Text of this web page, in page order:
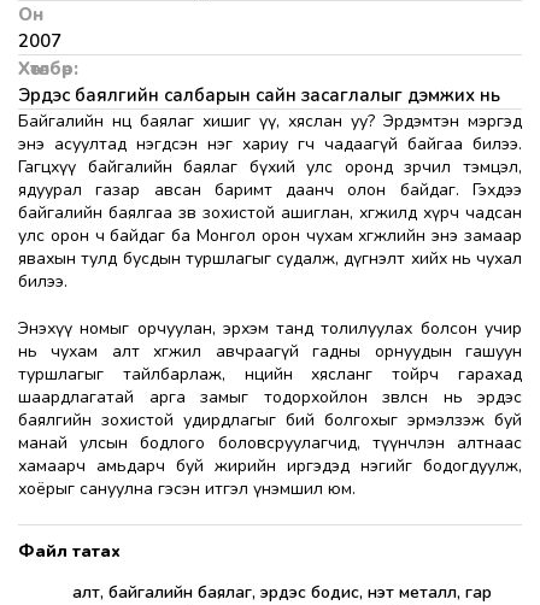
Он
2007
Хөтөлбөр:
Эрдэс баялгийн салбарын сайн засаглалыг дэмжих нь
Байгалийн нөөц баялаг хишиг үү, хяслан уу? Эрдэмтэн мэргэд
энэ асуултад нэгдсэн нэг хариу өгч чадаагүй байгаа билээ.
Гагцхүү байгалийн баялаг бүхий улс оронд зөрчил тэмцэл,
ядуурал газар авсан баримт даанч олон байдаг. Гэхдээ
байгалийн баялгаа зөв зохистой ашиглан, хөгжилд хүрч чадсан
улс орон ч байдаг ба Монгол орон чухам хөгжлийн энэ замаар
явахын тулд бусдын туршлагыг судалж, дүгнэлт хийх нь чухал
билээ.
Энэхүү номыг орчуулан, эрхэм танд толилуулах болсон учир
нь чухам алт хөгжил авчраагүй гадны орнуудын гашуун
туршлагыг тайлбарлаж, нөөцийн хясланг тойрч гарахад
шаардлагатай арга замыг тодорхойлон зөвлөсөн нь эрдэс
баялгийн зохистой удирдлагыг бий болгохыг эрмэлзэж буй
манай улсын бодлого боловсруулагчид, түүнчлэн алтнаас
хамаарч амьдарч буй жирийн иргэдэд нэгийг бодогдуулж,
хоёрыг сануулна гэсэн итгэл үнэмшил юм.
алт, байгалийн баялаг, эрдэс бодис, үнэт металл, гар